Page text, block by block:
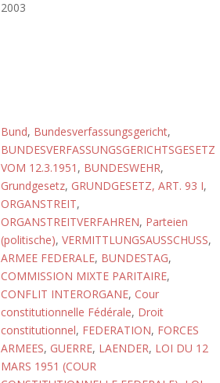
2003
Bund, Bundesverfassungsgericht,
BUNDESVERFASSUNGSGERICHTSGESETZ
VOM 12.3.1951 , BUNDESWEHR,
Grundgesetz, GRUNDGESETZ, ART. 93 I,
ORGANSTREIT,
ORGANSTREITVERFAHREN, Parteien
(politische), VERMITTLUNGSAUSSCHUSS,
ARMEE FEDERALE, BUNDESTAG,
COMMISSION MIXTE PARITAIRE,
CONFLIT INTERORGANE, Cour
constitutionnelle Fédérale, Droit
constitutionnel, FEDERATION, FORCES
ARMEES, GUERRE, LAENDER, LOI DU 12
MARS 1951 (COUR